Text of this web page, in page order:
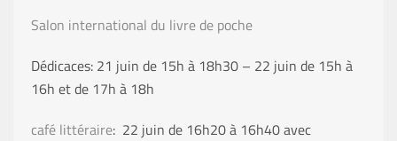
Salon international du livre de poche
Dédicaces: 21 juin de 15h à 18h30 – 22 juin de 15h à
16h et de 17h à 18h
café littéraire: 22 juin de 16h20 à 16h40 avec